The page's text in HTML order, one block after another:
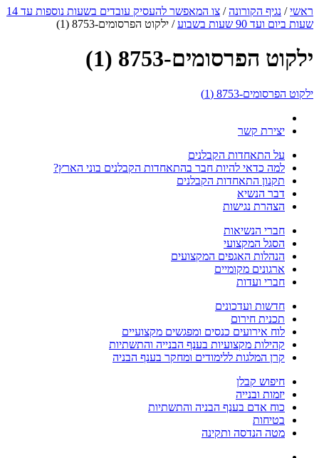
ראשי/ נגיף הקורונה/
צו המאפשר להעסיק עובדים בשעות נוספות עד 14
שעות ביום ועד 90 שעות בשבוע
/ ילקוט הפרסומים-8753 (1)
ילקוט הפרסומים-8753 (1)
ילקוט הפרסומים-8753 (1)
יצירת קשר
על התאחדות הקבלנים
למה כדאי להיות חבר בהתאחדות הקבלנים בוני הארץ?
תקנון התאחדות הקבלנים
דבר הנשיא
הצהרת נגישות
חברי הנשיאות
הסגל המקצועי
הנהלות האגפים המקצועים
ארגונים מקומיים
חברי ועדות
חדשות ועדכונים
תכנית חירום
לוח אירועים כנסים ומפגשים מקצועיים
קהילות מקצועיות בענף הבנייה והתשתיות
קרן המלגות ללימודים ומחקר בענף הבניה
חיפוש קבלן
יזמות ובנייה
כוח אדם בענף הבניה והתשתיות
בטיחות
מטה הנדסה ותקינה